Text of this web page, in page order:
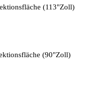
(113"Zoll)
(90"Zoll)